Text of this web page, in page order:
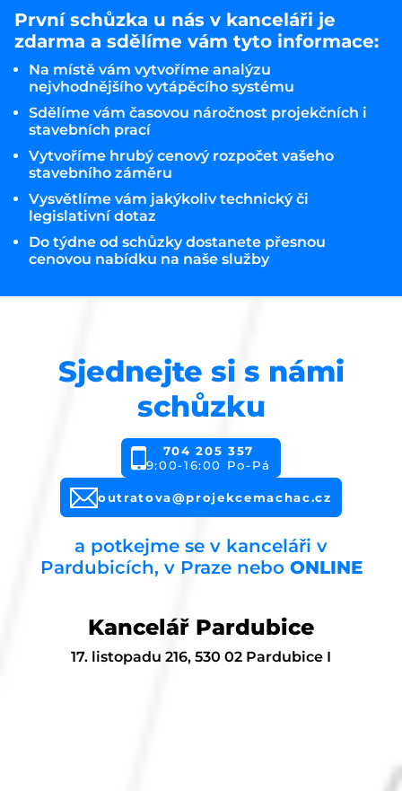
První schůzka u nás v kanceláři je
zdarma a sdělíme vám tyto informace:
Na místě vám vytvoříme analýzu
nejvhodnějšího vytápěcího systému
Sdělíme vám časovou náročnost projekčních i
stavebních prací
Vytvoříme hrubý cenový rozpočet vašeho
stavebního záměru
Vysvětlíme vám jakýkoliv technický či
legislativní dotaz
Do týdne od schůzky dostanete přesnou
cenovou nabídku na naše služby
Sjednejte si s námi
schůzku
704 205 357
9:00-16:00 Po-Pá
outratova@projekcemachac.cz
a potkejme se v kanceláři v
Pardubicích, v Praze nebo ONLINE
Kancelář Pardubice
17. listopadu 216, 530 02 Pardubice I